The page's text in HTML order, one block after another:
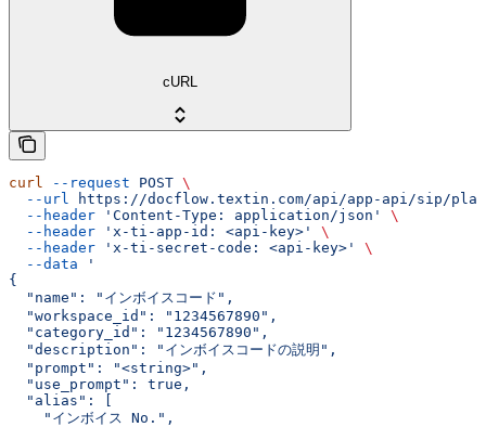
cURL
curl --request POST \
  --url
https://docflow.textin.com/api/app-api/sip/
  --header
'Content-Type: application/json'
\
  --header
'x-ti-app-id: <api-key>'
\
  --header
'x-ti-secret-code: <api-key>'
\
  --data
'
{
  "name": "インボイスコード",
  "workspace_id": "1234567890",
  "category_id": "1234567890",
  "description": "インボイスコードの説明",
  "prompt": "<string>",
  "use_prompt": true,
  "alias": [
    "インボイス No.",